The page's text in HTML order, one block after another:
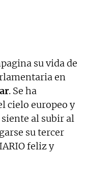
su vida de
en
. Se ha
cielo europeo y
al subir al
su tercer
feliz y